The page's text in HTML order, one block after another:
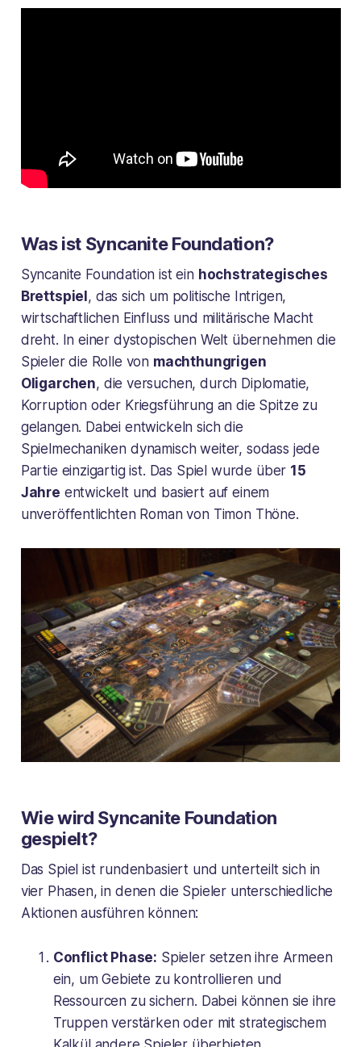
Was ist Syncanite Foundation?
Syncanite Foundation ist ein hochstrategisches
Brettspiel , das sich um politische Intrigen,
wirtschaftlichen Einfluss und militärische Macht
dreht. In einer dystopischen Welt übernehmen die
Spieler die Rolle von machthungrigen
Oligarchen, die versuchen, durch Diplomatie,
Korruption oder Kriegsführung an die Spitze zu
gelangen. Dabei entwickeln sich die
Spielmechaniken dynamisch weiter, sodass jede
Partie einzigartig ist. Das Spiel wurde über 15
Jahre entwickelt und basiert auf einem
unveröffentlichten Roman von Timon Thöne.
Wie wird Syncanite Foundation
gespielt?
Das Spiel ist rundenbasiert und unterteilt sich in
vier Phasen, in denen die Spieler unterschiedliche
Aktionen ausführen können:
Conflict Phase: Spieler setzen ihre Armeen
ein, um Gebiete zu kontrollieren und
Ressourcen zu sichern. Dabei können sie ihre
Truppen verstärken oder mit strategischem